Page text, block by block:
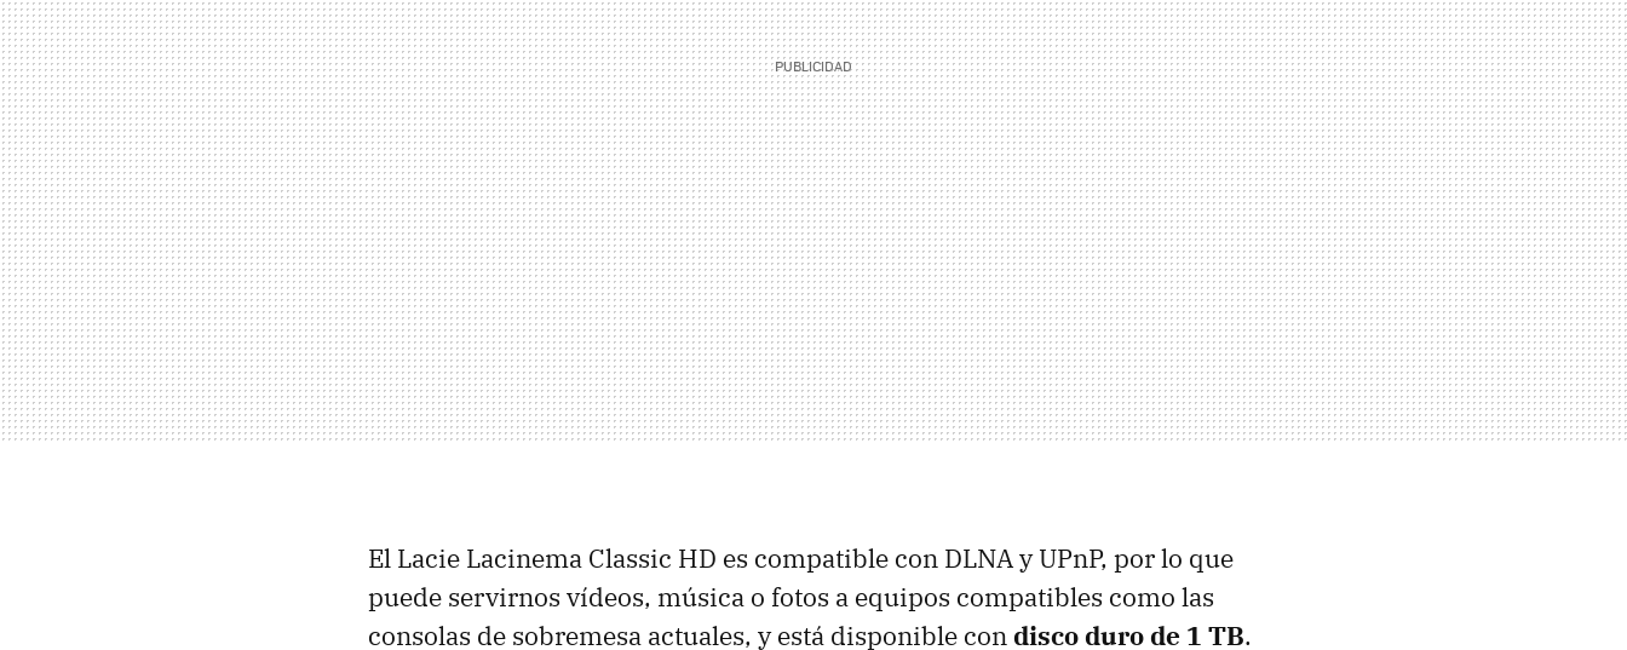
El Lacie Lacinema Classic HD es compatible con DLNA y UPnP, por lo que
puede servirnos vídeos, música o fotos a equipos compatibles como las
consolas de sobremesa actuales, y está disponible condisco duro de 1 TB.